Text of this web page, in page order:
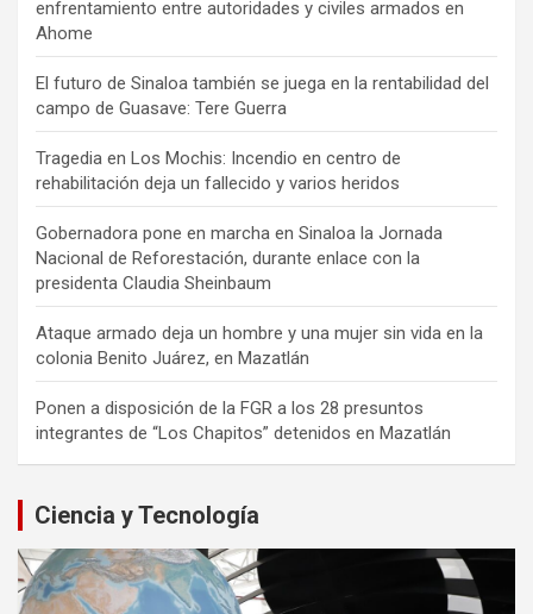
enfrentamiento entre autoridades y civiles armados en
Ahome
El futuro de Sinaloa también se juega en la rentabilidad del
campo de Guasave: Tere Guerra
Tragedia en Los Mochis: Incendio en centro de
rehabilitación deja un fallecido y varios heridos
Gobernadora pone en marcha en Sinaloa la Jornada
Nacional de Reforestación, durante enlace con la
presidenta Claudia Sheinbaum
Ataque armado deja un hombre y una mujer sin vida en la
colonia Benito Juárez, en Mazatlán
Ponen a disposición de la FGR a los 28 presuntos
integrantes de “Los Chapitos” detenidos en Mazatlán
Ciencia y Tecnología